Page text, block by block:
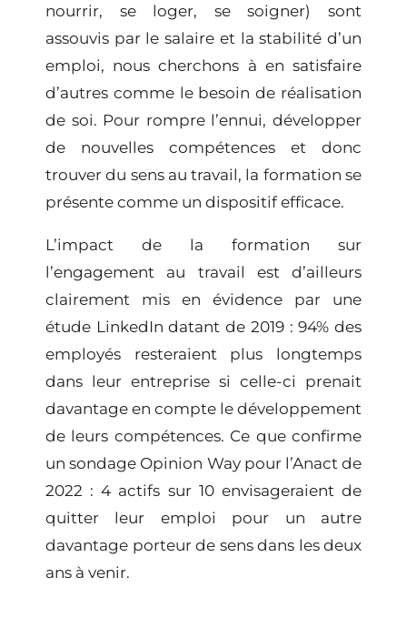
nourrir, se loger, se soigner) sont
assouvis par le salaire et la stabilité d’un
emploi, nous cherchons à en satisfaire
d’autres comme le besoin de réalisation
de soi. Pour rompre l’ennui, développer
de nouvelles compétences et donc
trouver du sens au travail, la formation se
présente comme un dispositif efficace.
L’impact de la formation sur
l’engagement au travail est d’ailleurs
clairement mis en évidence par une
étude LinkedIn datant de 2019 : 94% des
employés resteraient plus longtemps
dans leur entreprise si celle-ci prenait
davantage en compte le développement
de leurs compétences. Ce que confirme
un sondage Opinion Way pour l’Anact de
2022 :4 actifs sur 10 envisageraient de
quitter leur emploi pour un autre
davantage porteur de sensdans les deux
ans à venir.